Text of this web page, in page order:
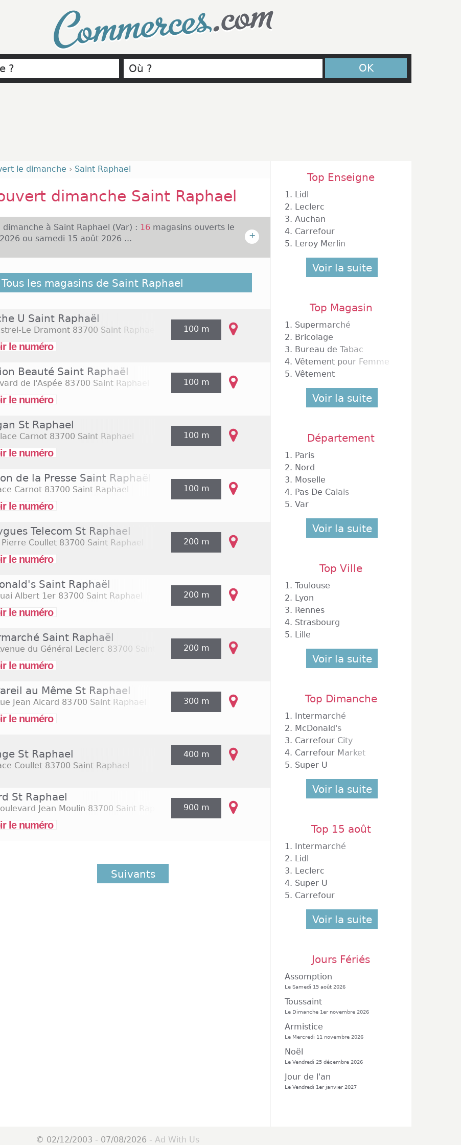
Commerces.com
OK
le dimanche › Saint Raphael
dimanche Saint Raphael
à Saint Raphael (Var) : 16 magasins ouverts le
ou samedi 15 août 2026 ...
+
vivent à Saint-Raphaël, une commune située dans la
le Var. Plusieurs enseignes locales et nationales sont présentes
de 10h à 19h du lundi au samedi. Marché U, Intermarché et
des enseignes alimentaires présentes dans cette ville.
adaptent leurs horaires en fonction de la saison. Ainsi, le
ouvre tous les dimanches de 9h à 12h30, et les autres jours
Tous les magasins de Saint Raphael
U Saint Raphaël
Le Dramont 83700 Saint Raphael
le numéro
100 m
Beauté Saint Raphaël
de l'Aspée 83700 Saint Raphael
le numéro
100 m
St Raphael
Carnot 83700 Saint Raphael
le numéro
100 m
de la Presse Saint Raphaël
Carnot 83700 Saint Raphael
le numéro
100 m
Telecom St Raphael
Pierre Coullet 83700 Saint Raphael
le numéro
200 m
Saint Raphaël
Albert 1er 83700 Saint Raphael
le numéro
200 m
Saint Raphaël
du Général Leclerc 83700 Saint Raphael
le numéro
200 m
au Même St Raphael
Jean Aicard 83700 Saint Raphael
le numéro
300 m
St Raphael
Coullet 83700 Saint Raphael
400 m
St Raphael
Jean Moulin 83700 Saint Raphael
le numéro
900 m
Suivants
Top Enseigne
1. Lidl
2. Leclerc
3. Auchan
4. Carrefour
5. Leroy Merlin
Voir la suite
Top Magasin
1. Supermarché
2. Bricolage
3. Bureau de Tabac
4. Vêtement pour Femme
5. Vêtement
Voir la suite
Département
1. Paris
2. Nord
3. Moselle
4. Pas De Calais
5. Var
Voir la suite
Top Ville
1. Toulouse
2. Lyon
3. Rennes
4. Strasbourg
5. Lille
Voir la suite
Top Dimanche
1. Intermarché
2. McDonald's
3. Carrefour City
4. Carrefour Market
5. Super U
Voir la suite
Top 15 août
1. Intermarché
2. Lidl
3. Leclerc
4. Super U
5. Carrefour
Voir la suite
Jours Fériés
Assomption
Le Samedi 15 août 2026
Toussaint
Le Dimanche 1er novembre 2026
Armistice
Le Mercredi 11 novembre 2026
Noël
Le Vendredi 25 décembre 2026
Jour de l'an
Le Vendredi 1er janvier 2027
© 02/12/2003 - 07/08/2026 - Ad With Us